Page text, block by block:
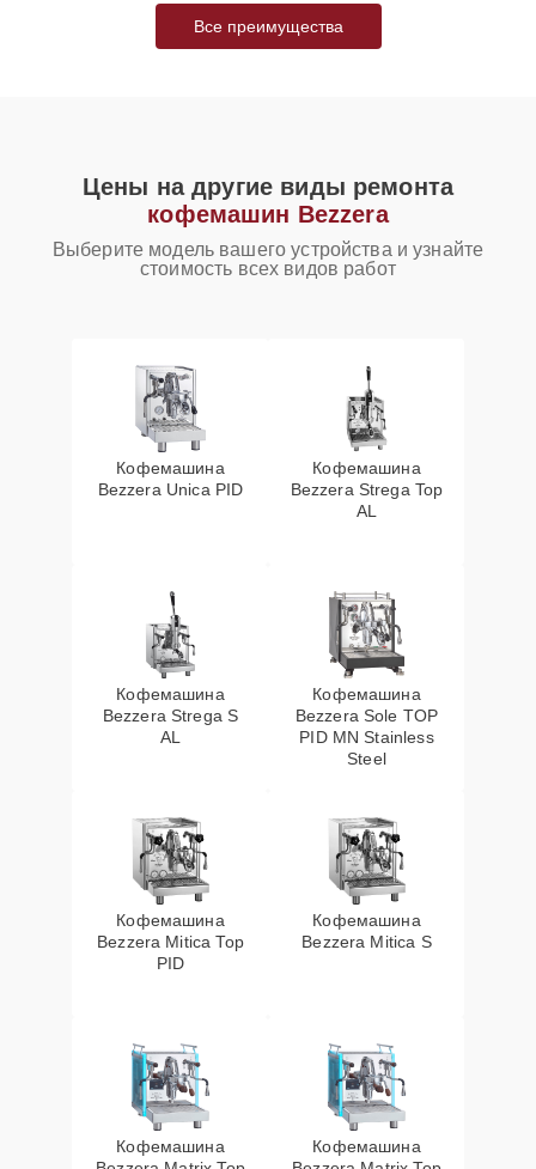
Все преимущества
Цены на другие виды ремонта
кофемашин Bezzera
Выберите модель вашего устройства и узнайте
стоимость всех видов работ
Кофемашина
Bezzera Unica PID
Кофемашина
Bezzera Strega Top
AL
Кофемашина
Bezzera Strega S
AL
Кофемашина
Bezzera Sole TOP
PID MN Stainless
Steel
Кофемашина
Bezzera Mitica Top
PID
Кофемашина
Bezzera Mitica S
Кофемашина
Кофемашина